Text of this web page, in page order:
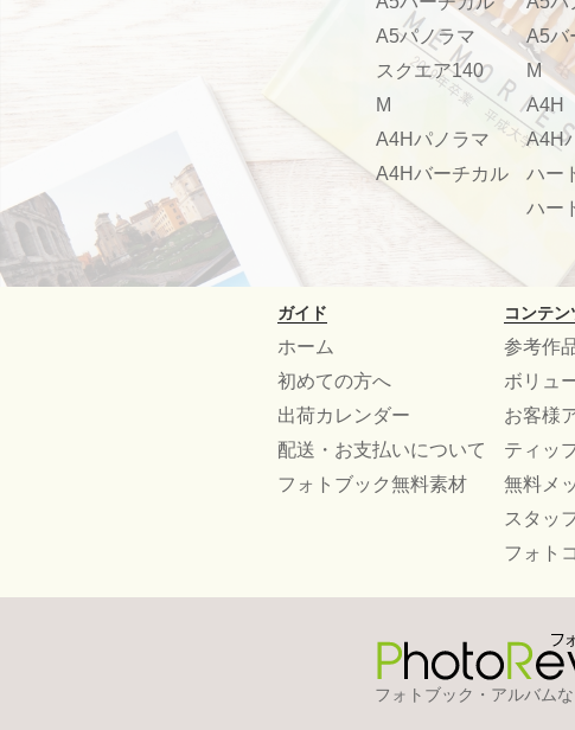
A5パノラマ
スクエア140
M
A4Hパノラマ
A4Hバーチカル
A5バ
M
A4H
A4H
ハー
ハー
ガイド
ホーム
初めての方へ
出荷カレンダー
配送・お支払いについて
フォトブック無料素材
コンテン
参考作
ボリュ
お客様
ティッ
無料メ
スタッ
フォト
フォトブック・アルバム